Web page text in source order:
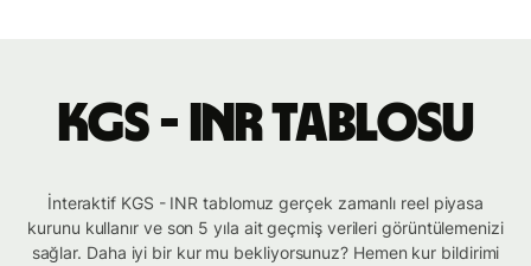
KGS - INR tablosu
İnteraktif KGS - INR tablomuz gerçek zamanlı reel piyasa
kurunu kullanır ve son 5 yıla ait geçmiş verileri görüntülemenizi
sağlar. Daha iyi bir kur mu bekliyorsunuz? Hemen kur bildirimi